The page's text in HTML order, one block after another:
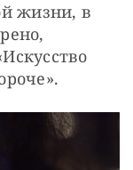
жизни, в